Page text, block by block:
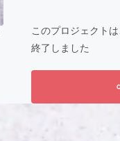
このプロジェクトは
終了しました